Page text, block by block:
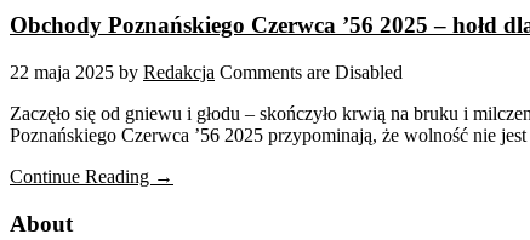
Obchody Poznańskiego Czerwca ’56 2025 – hołd
22 maja 2025 by Redakcja Comments are Disabled
Zaczęło się od gniewu i głodu – skończyło krwią na bruku i
Poznańskiego Czerwca ’56 2025 przypominają, że wolność nie
Continue Reading →
About